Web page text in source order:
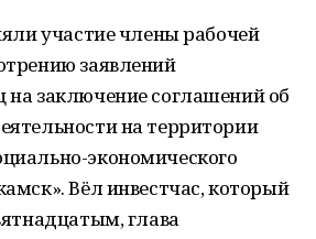
участие члены рабочей
заявлений
заключение соглашений об
на территории
экономического
Вёл инвестчас, который
глава